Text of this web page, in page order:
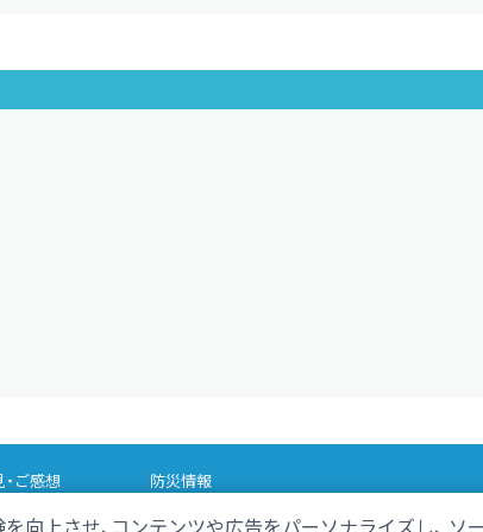
向上させ、コンテンツや広告をパーソナライズし、 ソ
ご感想
防災情報